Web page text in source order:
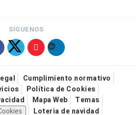
SÍGUENOS
Cumplimiento normativo
Política de Cookies
Mapa Web
Temas
Loteria de navidad